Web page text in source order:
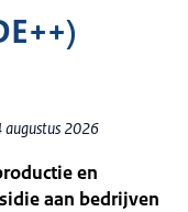
augustus 2026
en
aan bedrijven